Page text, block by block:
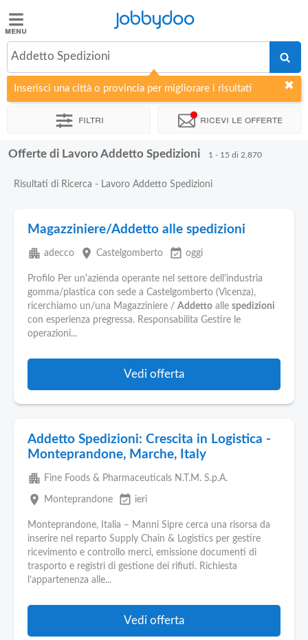
Jobbydoo
Offerte
di
lavoro
Elenco
Blog
Pubblica
Offerte
Jobbydoo
Addetto Spedizioni
Inserisci una città o provincia per migliorare i risultati
Filtri Ricevi le offerte
Offerte di Lavoro Addetto Spedizioni 1 - 15 di 2.870
Risultati di Ricerca - Lavoro Addetto Spedizioni
Magazziniere/Addetto alle spedizioni
apartment adecco place Castelgomberto event_available oggi
Profilo Per un'azienda operante nel settore dell'industria
gomma/plastica con sede a Castelgomberto (Vicenza),
ricerchiamo un/una Magazziniere / Addetto alle spedizioni
con esperienza pregressa. Responsabilita Gestire le
operazioni...
Vedi offerta
Addetto Spedizioni: Crescita in Logistica -
Monteprandone, Marche, Italy
apartment Fine Foods & Pharmaceuticals N.T.M. S.p.A.
place Monteprandone event_available ieri
Monteprandone, Italia – Manni Sipre cerca una risorsa da
inserire nel reparto Supply Chain & Logistics per gestire
ricevimento e controllo merci, emissione documenti di
trasporto e registri di gestione dei rifiuti. Richiesta
l’appartenenza alle...
Vedi offerta